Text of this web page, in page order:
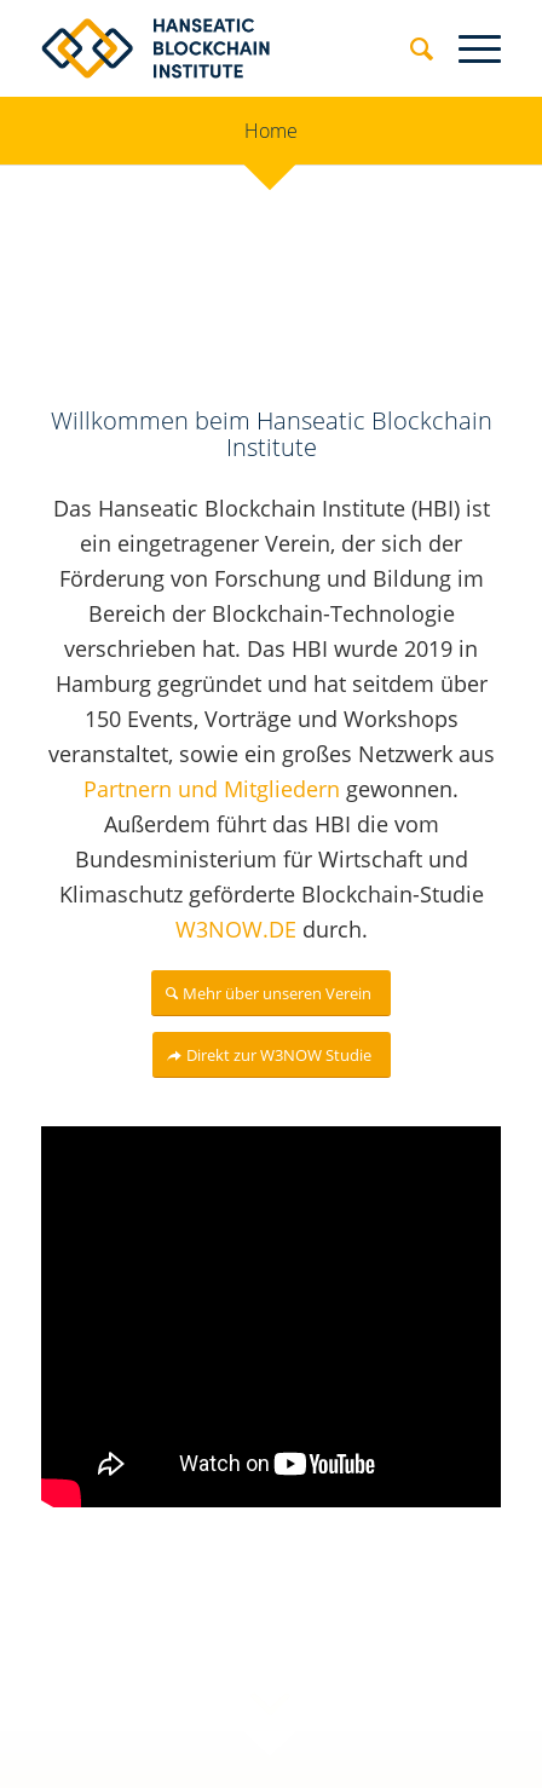
Home
Willkommen beim Hanseatic Blockchain
Institute
Das Hanseatic Blockchain Institute (HBI) ist
ein eingetragener Verein, der sich der
Förderung von Forschung und Bildung im
Bereich der Blockchain-Technologie
verschrieben hat. Das HBI wurde 2019 in
Hamburg gegründet und hat seitdem über
150 Events, Vorträge und Workshops
veranstaltet, sowie ein großes Netzwerk aus
Partnern und Mitgliedern gewonnen.
Außerdem führt das HBI die vom
Bundesministerium für Wirtschaft und
Klimaschutz geförderte Blockchain-Studie
W3NOW.DE durch.
Mehr über unseren Verein
Direkt zur W3NOW Studie